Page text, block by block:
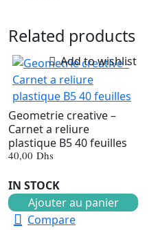
Related products
Add to wishlist
Geometrie creative –
Carnet a reliure
plastique B5 40 feuilles
40,00 Dhs
IN STOCK
Ajouter au panier
Compare